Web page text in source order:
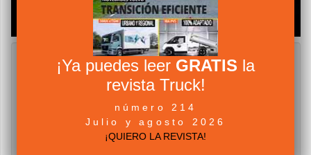
¡Ya puedes leer GRATIS la
revista Truck!
número 214
Julio y agosto 2026
¡QUIERO LA REVISTA!